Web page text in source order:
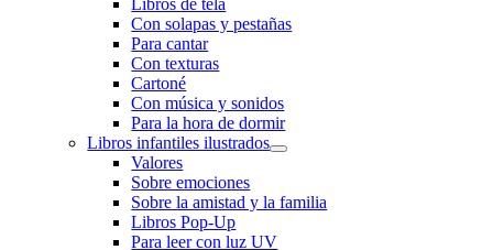
Libros de tela
Con solapas y pestañas
Para cantar
Con texturas
Cartoné
Con música y sonidos
Para la hora de dormir
Libros infantiles ilustrados
Valores
Sobre emociones
Sobre la amistad y la familia
Libros Pop-Up
Para leer con luz UV